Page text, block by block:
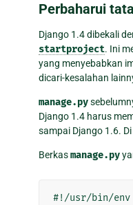
Perbaharui
Django 1.4 dibekali
startproject. Ini
yang menyebabkan
dicari-kesalahan
manage.py
Django 1.4 harus
sampai Django 1.6.
Berkasmanage.py
#!/usr/bin/env